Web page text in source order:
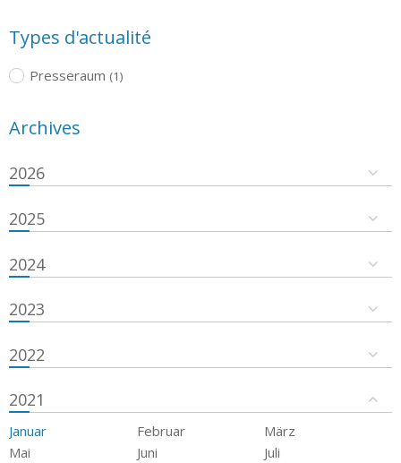
Types d'actualité
Presseraum (1)
Archives
2026
2025
2024
2023
2022
2021
Januar Februar
März
Mai
Juni
Juli